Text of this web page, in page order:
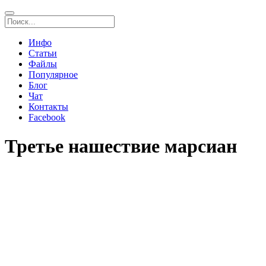
Инфо
Статьи
Файлы
Популярное
Блог
Чат
Контакты
Facebook
Третье нашествие марсиан